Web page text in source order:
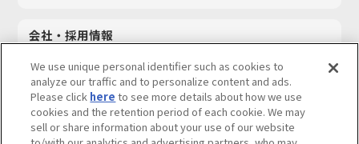
会社・採用情報
採用情報
サステナビリティ
お問い合わせ
We use unique personal identifier such as cookies to
analyze our traffic and to personalize content and ads.
Please click here to see more details about how we use
cookies and the retention period of each cookie. We may
sell or share information about your use of our website